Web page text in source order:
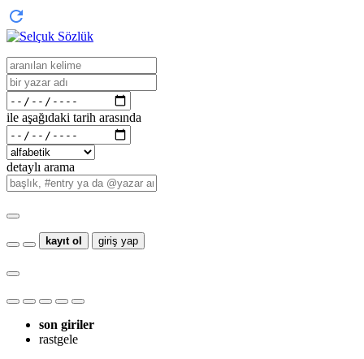
ile aşağıdaki tarih arasında
detaylı arama
kayıt ol giriş yap
son giriler
rastgele